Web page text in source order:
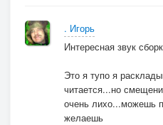
И для нас звёзды
. Игорь
Интересная звук
Это я тупо я
читается...но
очень лихо...можешь
желаешь